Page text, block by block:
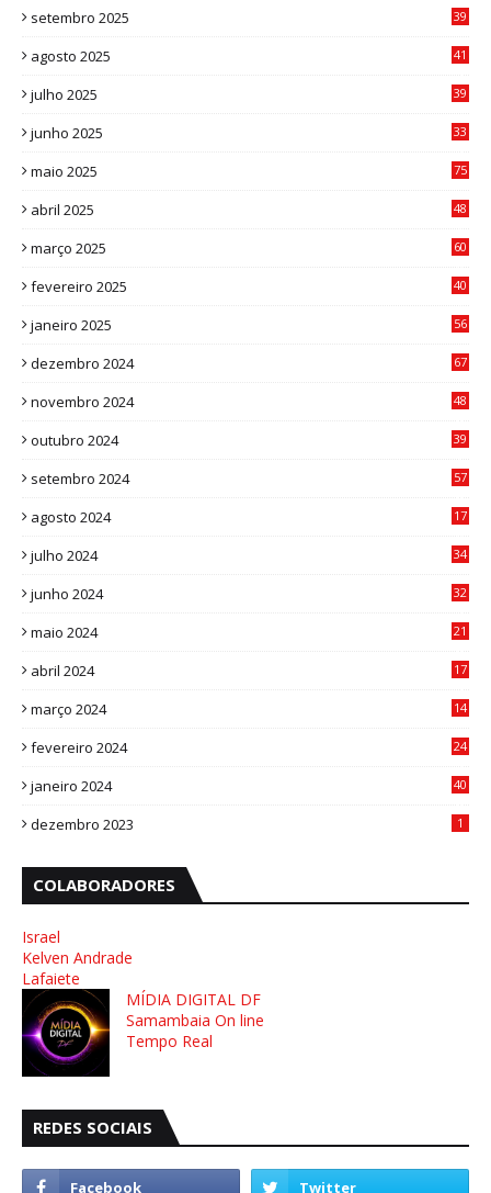
setembro 2025
39
agosto 2025
41
julho 2025
39
junho 2025
33
maio 2025 75
abril 2025
48
março 2025
60
fevereiro 2025
40
janeiro 2025
56
dezembro 2024
67
novembro 2024
48
outubro 2024
39
setembro 2024
57
agosto 2024
17
julho 2024
34
junho 2024
32
maio 2024
21
abril 2024
17
março 2024
14
fevereiro 2024
24
janeiro 2024
40
dezembro 2023 1
COLABORADORES
Israel
Kelven Andrade
Lafaiete
MÍDIA DIGITAL DF
Samambaia On line
Tempo Real
REDES SOCIAIS